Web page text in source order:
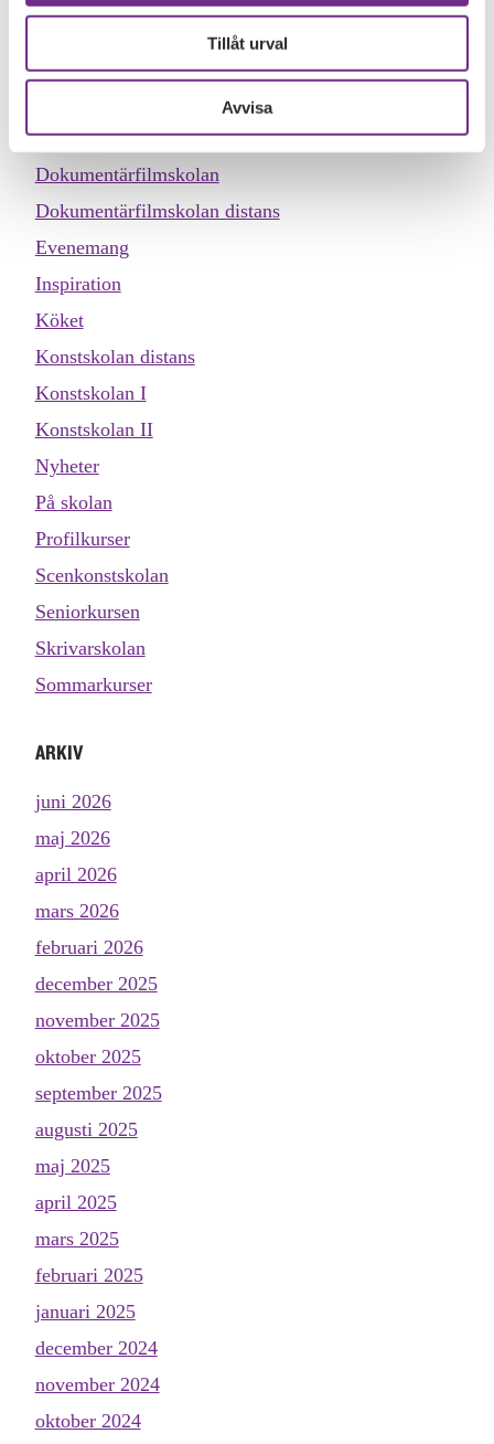
Tillåt urval
Avvisa
Designskolan
Dokumentärfilmskolan
Dokumentärfilmskolan distans
Evenemang
Inspiration
Köket
Konstskolan distans
Konstskolan I
Konstskolan II
Nyheter
På skolan
Profilkurser
Scenkonstskolan
Seniorkursen
Skrivarskolan
Sommarkurser
ARKIV
juni 2026
maj 2026
april 2026
mars 2026
februari 2026
december 2025
november 2025
oktober 2025
september 2025
augusti 2025
maj 2025
april 2025
mars 2025
februari 2025
januari 2025
december 2024
november 2024
oktober 2024